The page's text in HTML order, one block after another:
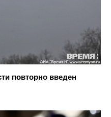
повторно введен